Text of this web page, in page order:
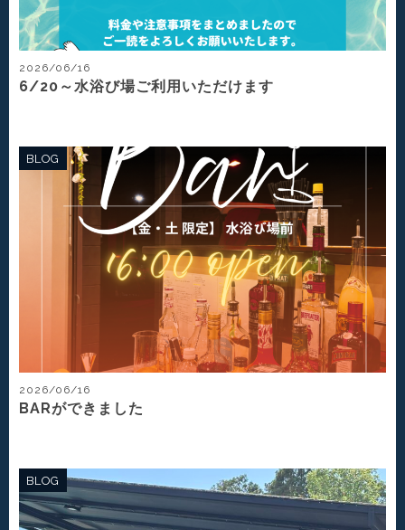
2026/06/16
6/20～水浴び場ご利用いただけます
BLOG
2026/06/16
BARができました
BLOG